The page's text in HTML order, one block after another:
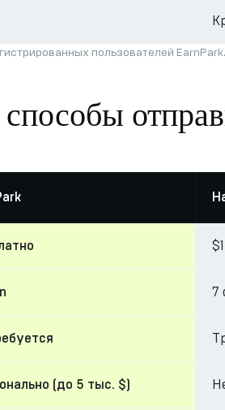
пользователей
7
(до 5 тыс. $)